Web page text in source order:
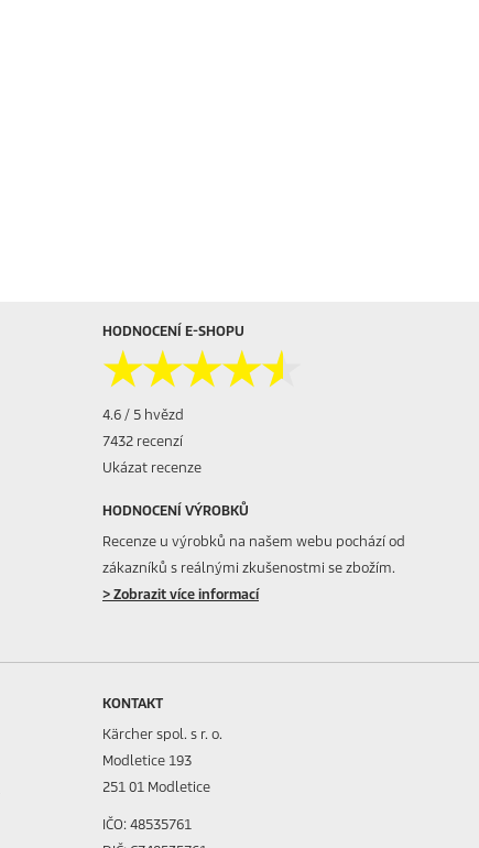
HODNOCENÍ E-SHOPU
★★★★★
★★★★★
4.6 / 5 hvězd
7432 recenzí
Ukázat recenze
HODNOCENÍ VÝROBKŮ
Recenze u výrobků na našem webu pochází od
zákazníků s reálnými zkušenostmi se zbožím.
> Zobrazit více informací
KONTAKT
Kärcher spol. s r. o.
Modletice 193
251 01 Modletice
IČO: 48535761